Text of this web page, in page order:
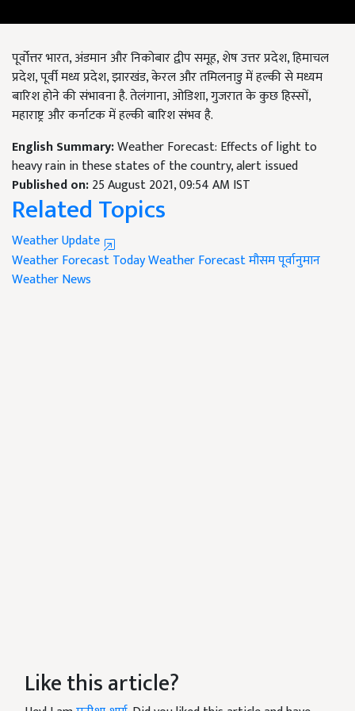
पूर्वोत्तर भारत, अंडमान और निकोबार द्वीप समूह, शेष उत्तर प्रदेश, हिमाचल
प्रदेश, पूर्वी मध्य प्रदेश, झारखंड, केरल और तमिलनाडु में हल्की से मध्यम
बारिश होने की संभावना है. तेलंगाना, ओडिशा, गुजरात के कुछ हिस्सों,
महाराष्ट्र और कर्नाटक में हल्की बारिश संभव है.
English Summary:Weather Forecast: Effects of light to
heavy rain in these states of the country, alert issued
Published on:25 August 2021, 09:54 AM IST
Related Topics
Weather Update
Weather ForecastToday Weather Forecastमौसम पूर्वानुमान
Weather News
Like this article?